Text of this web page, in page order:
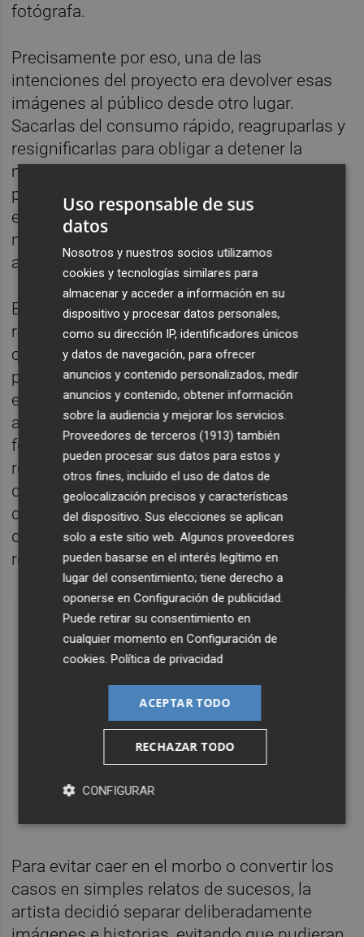
fotógrafa.
Precisamente por eso, una de las
intenciones del proyecto era devolver esas
imágenes al público desde otro lugar.
Sacarlas del consumo rápido, reagruparlas y
resignificarlas para obligar a detener la
mirada. “La idea era darles la vuelta, que se
pudiera profundizar realmente en ellas y
entenderlas de otra manera, no como
normalmente nos las han dado los medios”,
agrega.
Ese equilibrio entre investigación artística y
responsabilidad ética terminó
convirtiéndose, en efecto, en una de las
partes más complejas del proceso. Bobo
empezó a desarrollarKisscon apenas 21
años -ahora tiene 29- y asegura que la
formalización definitiva del proyecto fue
retrasándose continuamente por las dudas
que le generaba trabajar con un material tan
delicado. “Cada vez que iba a sacarlo sentía
que no podía hacerlo y volvía a
replanteármelo”, recuerda.
Para evitar caer en el morbo o convertir los
casos en simples relatos de sucesos, la
artista decidió separar deliberadamente
Uso responsable de sus
datos
Nosotros y nuestros socios utilizamos
cookies y tecnologías similares para
almacenar y acceder a información en su
dispositivo y procesar datos personales,
como su dirección IP, identificadores únicos
y datos de navegación, para ofrecer
anuncios y contenido personalizados, medir
anuncios y contenido, obtener información
sobre la audiencia y mejorar los servicios.
Proveedores de terceros (1913) también
pueden procesar sus datos para estos y
otros fines, incluido el uso de datos de
geolocalización precisos y características
del dispositivo. Sus elecciones se aplican
solo a este sitio web. Algunos proveedores
pueden basarse en el interés legítimo en
lugar del consentimiento; tiene derecho a
oponerse enConfiguración de publicidad
Puede retirar su consentimiento en
cualquier momento enConfiguración de
cookies .Política de privacidad
ACEPTAR TODO
RECHAZAR TODO
CONFIGURAR